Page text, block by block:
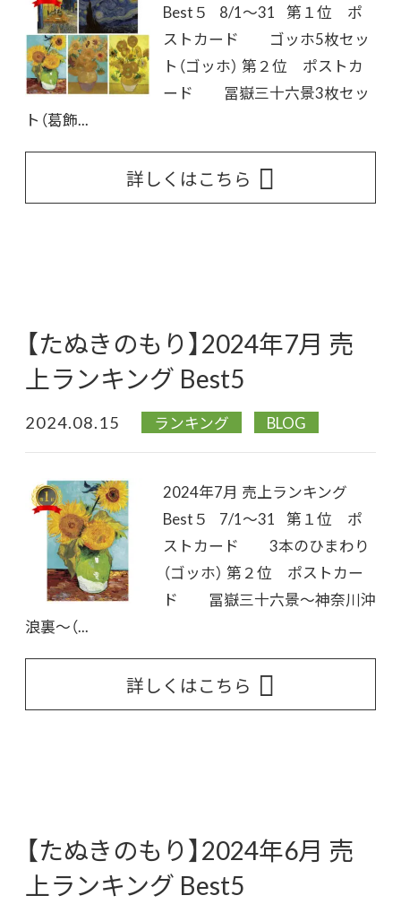
Best５ 8/1～31 第１位 ポ
ストカード ゴッホ5枚セッ
ト（ゴッホ） 第２位 ポストカ
ード 冨嶽三十六景3枚セッ
ト（葛飾...
詳しくはこちら
【たぬきのもり】2024年7月 売
上ランキング Best5
2024.08.15 ランキング BLOG
2024年7月 売上ランキング
Best５ 7/1～31 第１位 ポ
ストカード 3本のひまわり
（ゴッホ） 第２位 ポストカー
ド 冨嶽三十六景～神奈川沖
浪裏～（...
詳しくはこちら
【たぬきのもり】2024年6月 売
上ランキング Best5